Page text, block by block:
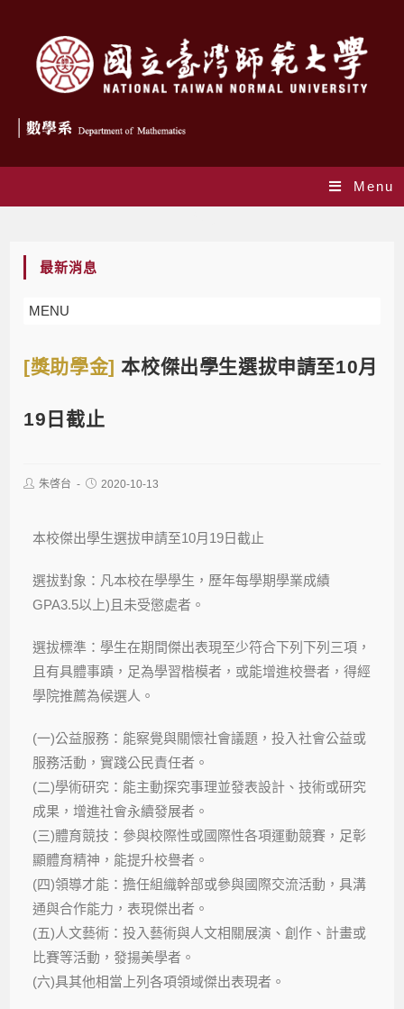
Menu
最新消息
MENU
[獎助學金]本校傑出學生選拔申請至10月
19日截止
朱啓台 2020-10-13
本校傑出學生選拔申請至10月19日截止
選拔對象：凡本校在學學生，歷年每學期學業成績
GPA3.5以上)且未受懲處者。
選拔標準：學生在期間傑出表現至少符合下列下列三項，
且有具體事蹟，足為學習楷模者，或能增進校譽者，得經
學院推薦為候選人。
(一)公益服務：能察覺與關懷社會議題，投入社會公益或
服務活動，實踐公民責任者。
(二)學術研究：能主動探究事理並發表設計、技術或研究
成果，增進社會永續發展者。
(三)體育競技：參與校際性或國際性各項運動競賽，足彰
顯體育精神，能提升校譽者。
(四)領導才能：擔任組織幹部或參與國際交流活動，具溝
通與合作能力，表現傑出者。
(五)人文藝術：投入藝術與人文相關展演、創作、計畫或
比賽等活動，發揚美學者。
(六)具其他相當上列各項領域傑出表現者。